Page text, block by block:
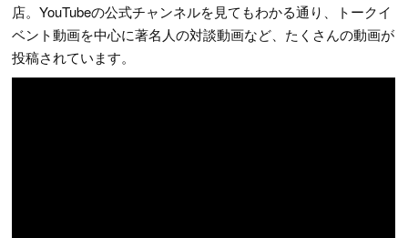
店。YouTubeの公式チャンネルを見てもわかる通り、トークイ
ベント動画を中心に著名人の対談動画など、たくさんの動画が
投稿されています。